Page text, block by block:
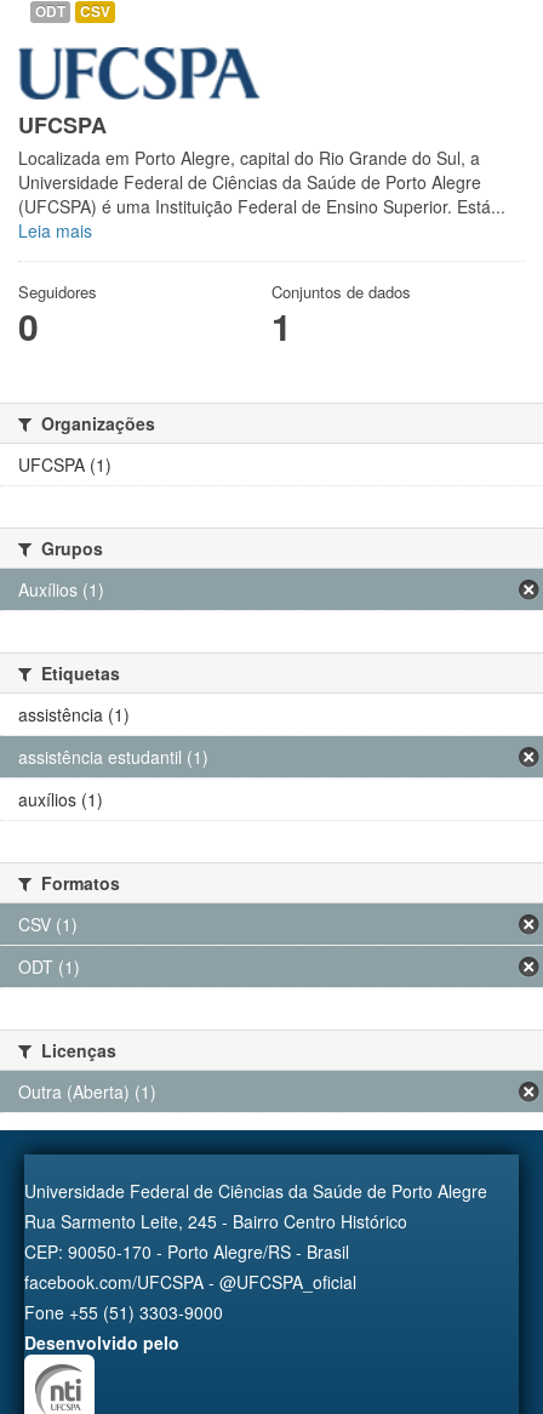
ODT CSV
UFCSPA
Localizada em Porto Alegre, capital do Rio Grande do Sul, a
Universidade Federal de Ciências da Saúde de Porto Alegre
(UFCSPA) é uma Instituição Federal de Ensino Superior. Está...
Leia mais
Seguidores
0
Conjuntos de dados
1
Organizações
UFCSPA (1)
Grupos
Auxílios (1)
Etiquetas
assistência (1)
assistência estudantil (1)
auxílios (1)
Formatos
CSV (1)
ODT (1)
Licenças
Outra (Aberta) (1)
Universidade Federal de Ciências da Saúde de Porto Alegre
Rua Sarmento Leite, 245 - Bairro Centro Histórico
CEP: 90050-170 - Porto Alegre/RS - Brasil
facebook.com/UFCSPA - @UFCSPA_oficial
Fone +55 (51) 3303-9000
Desenvolvido pelo